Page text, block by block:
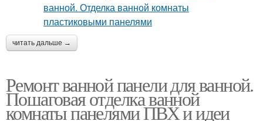
читать дальше →
Ремонт ванной панели для ванной.
Пошаговая отделка ванной
комнаты панелями ПВХ и идеи